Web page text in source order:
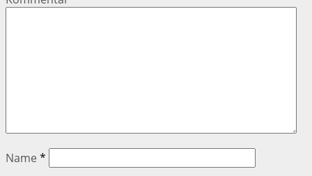
Name *